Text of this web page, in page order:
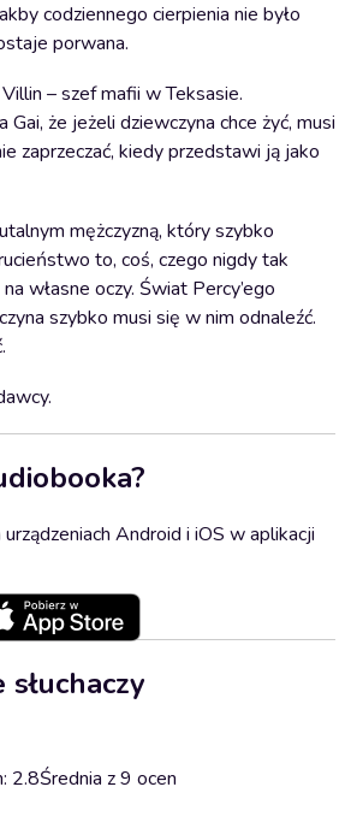
codziennego cierpienia nie było
porwana.
– szef mafii w Teksasie.
Gai, że jeżeli dziewczyna chce żyć, musi
zaprzeczać, kiedy przedstawi ją jako
mężczyzną, który szybko
to, coś, czego nigdy tak
własne oczy. Świat Percy’ego
szybko musi się w nim odnaleźć.
urządzeniach Android i iOS w aplikacji
2.8Średnia z 9 ocen